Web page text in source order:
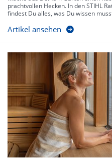
prachtvollen Hecken. In den STIHL
findest Du alles, was Du wissen
Artikel ansehen